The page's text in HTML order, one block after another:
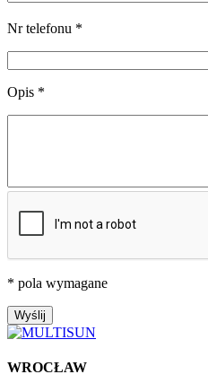
Nr telefonu *
Opis *
* pola wymagane
WROCŁAW